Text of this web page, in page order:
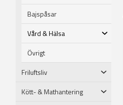
Bajspåsar
Vård & Hälsa
Övrigt
Friluftsliv
Kött- & Mathantering